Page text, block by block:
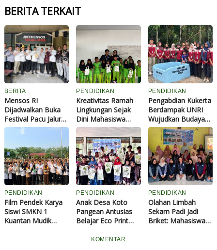
BERITA TERKAIT
BERITA
Mensos RI
Dijadwalkan Buka
Festival Pacu Jalur
Nasional 2026 di
PENDIDIKAN
Kreativitas Ramah
Lingkungan Sejak
Dini Mahasiswa
Kukerta UNRI Gelar
Pelatihan Eco-Print
Totebag untuk
Siswa SD Negeri
011 Pauh Angit
PENDIDIKAN
Pengabdian Kukerta
Berdampak UNRI
Wujudkan Budaya
Peduli Lingkungan
melalui Revitalisasi
Kebersihan
Lapangan Voli Desa
Banjar Guntung
dengan
Pembangunan
Tempat Sampah
Permanen
PENDIDIKAN
Film Pendek Karya
Siswi SMKN 1
Kuantan Mudik
PENDIDIKAN
Anak Desa Koto
Pangean Antusias
Belajar Eco Print
Mahasiswa
PENDIDIKAN
Olahan Limbah
Sekam Padi Jadi
Briket: Mahasiswa
KOMENTAR